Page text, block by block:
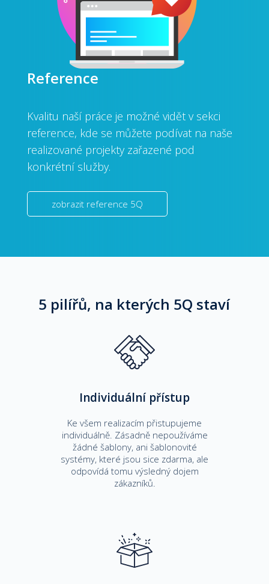
Reference
Kvalitu naší práce je možné vidět v sekci
reference, kde se můžete podívat na naše
realizované projekty zařazené pod
konkrétní služby.
zobrazit reference 5Q
5 pilířů, na kterých 5Q staví
Individuální přístup
Ke všem realizacím přistupujeme
individuálně. Zásadně nepoužíváme
žádné šablony, ani šablonovité
systémy, které jsou sice zdarma, ale
odpovídá tomu výsledný dojem
zákazníků.